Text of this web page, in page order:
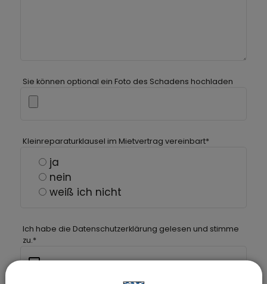
Sie können optional ein Foto des Schadens hochladen
Kleinreparaturklausel im Mietvertrag vereinbart*
ja
nein
weiß ich nicht
Ich habe die Datenschutzerklärung gelesen und stimme
zu.*